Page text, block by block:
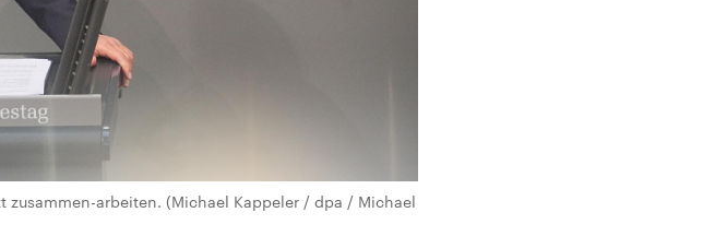
zusammen-arbeiten. (Michael Kappeler / dpa / Michael